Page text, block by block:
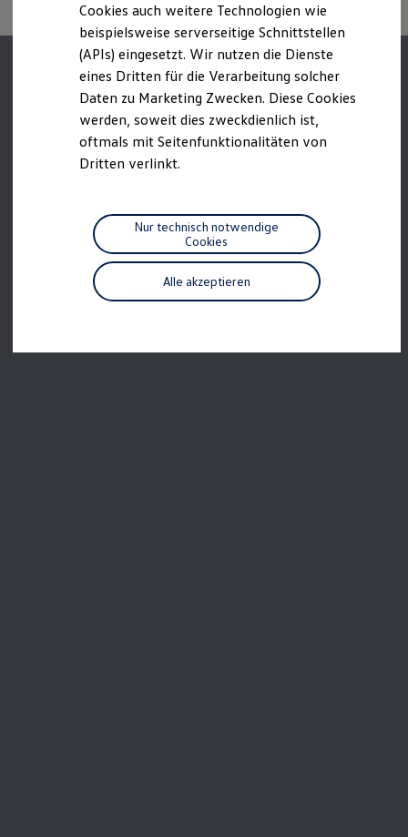
GTI Kollektion
Fußball Drop
we drive football
#wedriveproud
Besitzer und Service
myVolkswagen
Software Updates
Service und Ersatzteile
Inspektion und HU/AU
Reparaturen und Checks
Pannen- und Unfallhilfe
Economy Service
Volkswagen Teile
Zubehör
Modellspezifisches Zubehör
Schutz und Pflege
Cookies auch weitere Technologien wie
beispielsweise serverseitige Schnittstellen
(APIs) eingesetzt. Wir nutzen die Dienste
eines Dritten für die Verarbeitung solcher
Daten zu Marketing Zwecken. Diese Cookies
werden, soweit dies zweckdienlich ist,
oftmals mit Seitenfunktionalitäten von
Dritten verlinkt.
Alle akzeptieren
Nur technisch notwendige
Cookies